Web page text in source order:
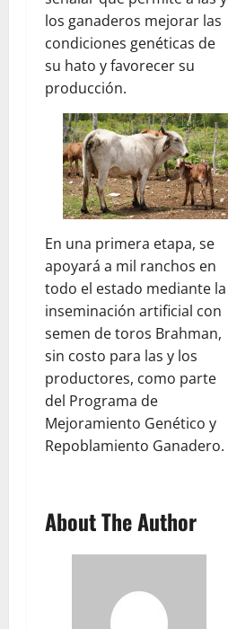
los ganaderos mejorar las
condiciones genéticas de
su hato y favorecer su
producción.
En una primera etapa, se
apoyará a mil ranchos en
todo el estado mediante la
inseminación artificial con
semen de toros Brahman,
sin costo para las y los
productores, como parte
del Programa de
Mejoramiento Genético y
Repoblamiento Ganadero.
About The Author